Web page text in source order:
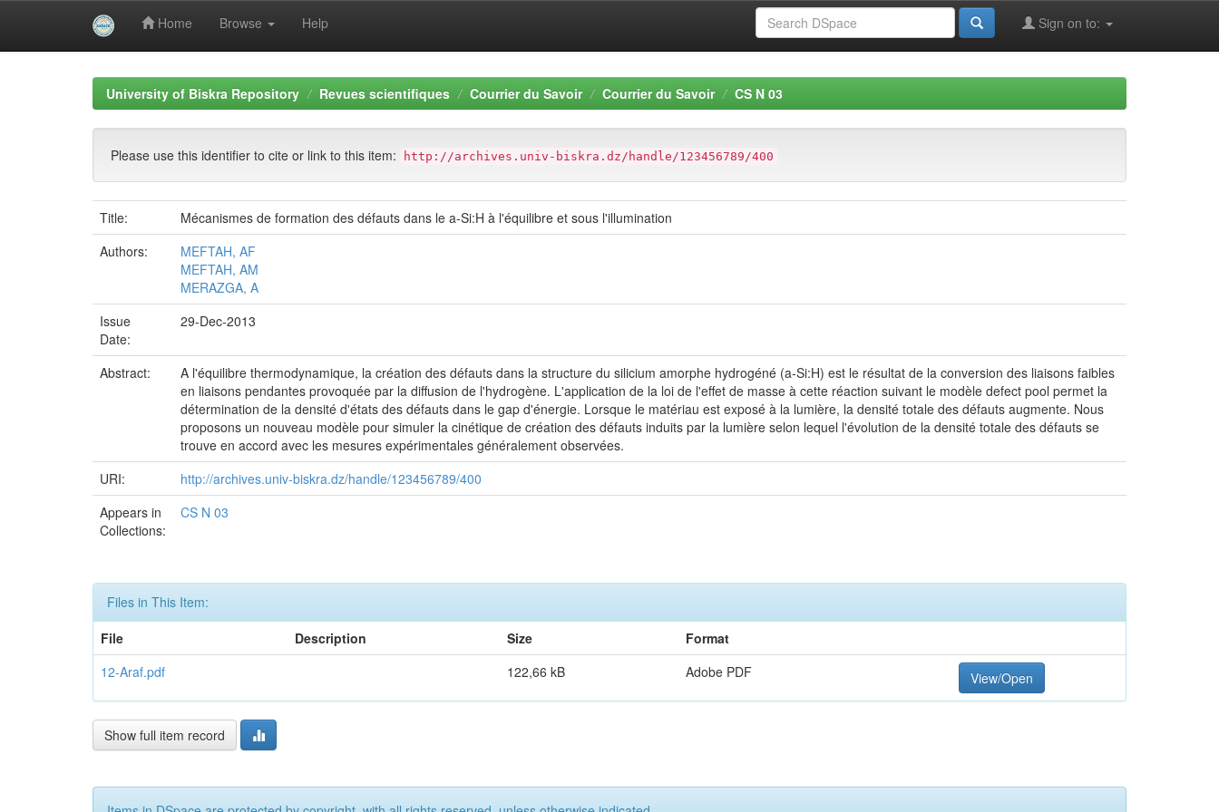
Home Browse Help Sign on to:
University of Biskra Repository Revues scientifiques Courrier du Savoir Courrier du Savoir CS N 03
Please use this identifier to cite or link to this item: http://archives.univ-biskra.dz/handle/123456789/400
Title:
Mécanismes de formation des défauts dans le a-Si:H à l'équilibre et sous l'illumination
Authors:
MEFTAH, AF
MEFTAH, AM
MERAZGA, A
Issue
Date:
29-Dec-2013
Abstract:
A l'équilibre thermodynamique, la création des défauts dans la structure du silicium amorphe hydrogéné (a-Si:H) est le résultat de la conversion des liaisons faibles
en liaisons pendantes provoquée par la diffusion de l'hydrogène. L'application de la loi de l'effet de masse à cette réaction suivant le modèle defect pool permet la
détermination de la densité d'états des défauts dans le gap d'énergie. Lorsque le matériau est exposé à la lumière, la densité totale des défauts augmente. Nous
proposons un nouveau modèle pour simuler la cinétique de création des défauts induits par la lumière selon lequel l'évolution de la densité totale des défauts se
trouve en accord avec les mesures expérimentales généralement observées.
URI:
http://archives.univ-biskra.dz/handle/123456789/400
Appears in
Collections:
CS N 03
Files in This Item:
File
Description Size
Format
12-Araf.pdf
122,66 kB Adobe PDF View/Open
Show full item record